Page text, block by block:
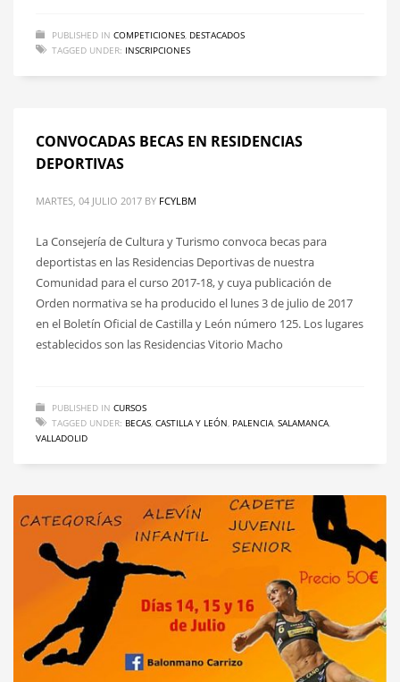
PUBLISHED IN COMPETICIONES DESTACADOS
TAGGED UNDER: INSCRIPCIONES
CONVOCADAS BECAS EN RESIDENCIAS
DEPORTIVAS
MARTES, 04 JULIO 2017 BY FCYLBM
La Consejería de Cultura y Turismo convoca becas para
deportistas en las Residencias Deportivas de nuestra
Comunidad para el curso 2017-18, y cuya publicación de
Orden normativa se ha producido el lunes 3 de julio de 2017
en el Boletín Oficial de Castilla y León número 125. Los lugares
establecidos son las Residencias Vitorio Macho
PUBLISHED IN CURSOS
TAGGED UNDER: BECAS CASTILLA Y LEÓN PALENCIA SALAMANCA
VALLADOLID